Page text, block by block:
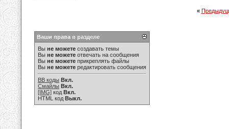
«
Ваши права в разделе
Вы не можете создавать темы
Вы не можете отвечать на сообщения
Вы не можете прикреплять файлы
Вы не можете редактировать сообщения
BB коды Вкл.
Смайлы Вкл.
[IMG] код Вкл.
HTML код Выкл.